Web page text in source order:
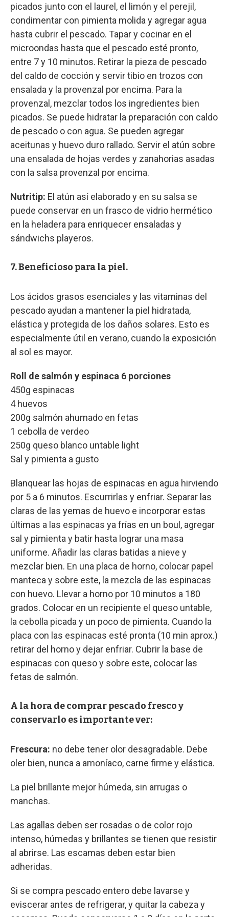
picados junto con el laurel, el limón y el perejil,
condimentar con pimienta molida y agregar agua
hasta cubrir el pescado. Tapar y cocinar en el
microondas hasta que el pescado esté pronto,
entre 7 y 10 minutos. Retirar la pieza de pescado
del caldo de cocción y servir tibio en trozos con
ensalada y la provenzal por encima. Para la
provenzal, mezclar todos los ingredientes bien
picados. Se puede hidratar la preparación con caldo
de pescado o con agua. Se pueden agregar
aceitunas y huevo duro rallado. Servir el atún sobre
una ensalada de hojas verdes y zanahorias asadas
con la salsa provenzal por encima.
Nutritip: El atún así elaborado y en su salsa se
puede conservar en un frasco de vidrio hermético
en la heladera para enriquecer ensaladas y
sándwichs playeros.
7. Beneficioso para la piel.
Los ácidos grasos esenciales y las vitaminas del
pescado ayudan a mantener la piel hidratada,
elástica y protegida de los daños solares. Esto es
especialmente útil en verano, cuando la exposición
al sol es mayor.
Roll de salmón y espinaca 6 porciones
450g espinacas
4 huevos
200g salmón ahumado en fetas
1 cebolla de verdeo
250g queso blanco untable light
Sal y pimienta a gusto
Blanquear las hojas de espinacas en agua hirviendo
por 5 a 6 minutos. Escurrirlas y enfriar. Separar las
claras de las yemas de huevo e incorporar estas
últimas a las espinacas ya frías en un boul, agregar
sal y pimienta y batir hasta lograr una masa
uniforme. Añadir las claras batidas a nieve y
mezclar bien. En una placa de horno, colocar papel
manteca y sobre este, la mezcla de las espinacas
con huevo. Llevar a horno por 10 minutos a 180
grados. Colocar en un recipiente el queso untable,
la cebolla picada y un poco de pimienta. Cuando la
placa con las espinacas esté pronta (10 min aprox.)
retirar del horno y dejar enfriar. Cubrir la base de
espinacas con queso y sobre este, colocar las
fetas de salmón.
A la hora de comprar pescado fresco y
conservarlo es importante ver:
Frescura: no debe tener olor desagradable. Debe
oler bien, nunca a amoníaco, carne firme y elástica.
La piel brillante mejor húmeda, sin arrugas o
manchas.
Las agallas deben ser rosadas o de color rojo
intenso, húmedas y brillantes se tienen que resistir
al abrirse. Las escamas deben estar bien
adheridas.
Si se compra pescado entero debe lavarse y
eviscerar antes de refrigerar, y quitar la cabeza y